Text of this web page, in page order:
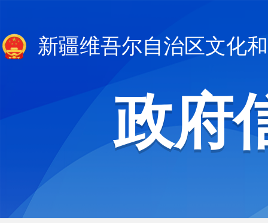
新疆维吾尔自治区文化
政府